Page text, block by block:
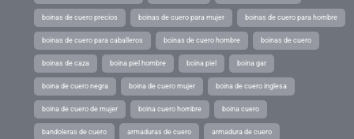
boinas de cuero precios boinas de cuero para mujer boinas de cuero para hombre
boinas de cuero para caballeros boinas de cuero hombre boinas de cuero
boinas de caza boina piel hombre boina piel boina gar
boina de cuero negra boina de cuero mujer boina de cuero inglesa
boina de cuero de mujer boina cuero hombre boina cuero
bandoleras de cuero armaduras de cuero armadura de cuero